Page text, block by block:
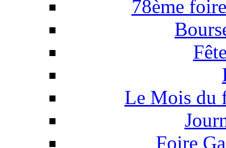
78ème
Le Mois du
Foire